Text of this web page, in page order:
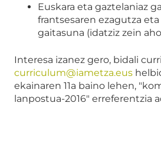
Euskara eta gaztelaniaz
frantsesaren ezagutza
gaitasuna (idatziz zein
Interesa izanez gero, bidali
curriculum@iametza.eus
ekainaren 11a baino lehen,
lanpostua-2016" erreferentzia